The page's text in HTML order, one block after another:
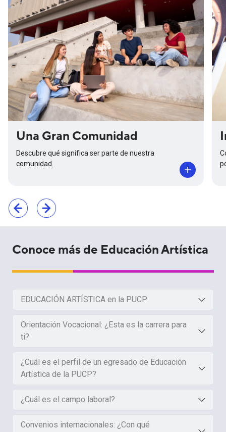
Una Gran Comunidad
Descubre qué significa ser parte de nuestra
comunidad.
Conoce más de Educación Artística
EDUCACIÓN ARTÍSTICA en la PUCP
Orientación Vocacional: ¿Esta es la carrera para
ti?
¿Cuál es el perfil de un egresado de Educación
Artística de la PUCP?
¿Cuál es el campo laboral?
Convenios internacionales: ¿Con qué